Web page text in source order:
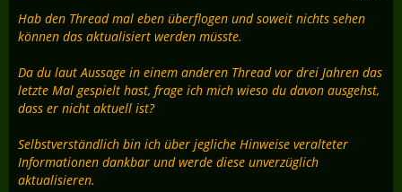
Hab den Thread mal eben überflogen und soweit nichts sehen
können das aktualisiert werden müsste.
Da du laut Aussage in einem anderen Thread vor drei Jahren das
letzte Mal gespielt hast, frage ich mich wieso du davon ausgehst,
dass er nicht aktuell ist?
Selbstverständlich bin ich über jegliche Hinweise veralteter
Informationen dankbar und werde diese unverzüglich
aktualisieren.